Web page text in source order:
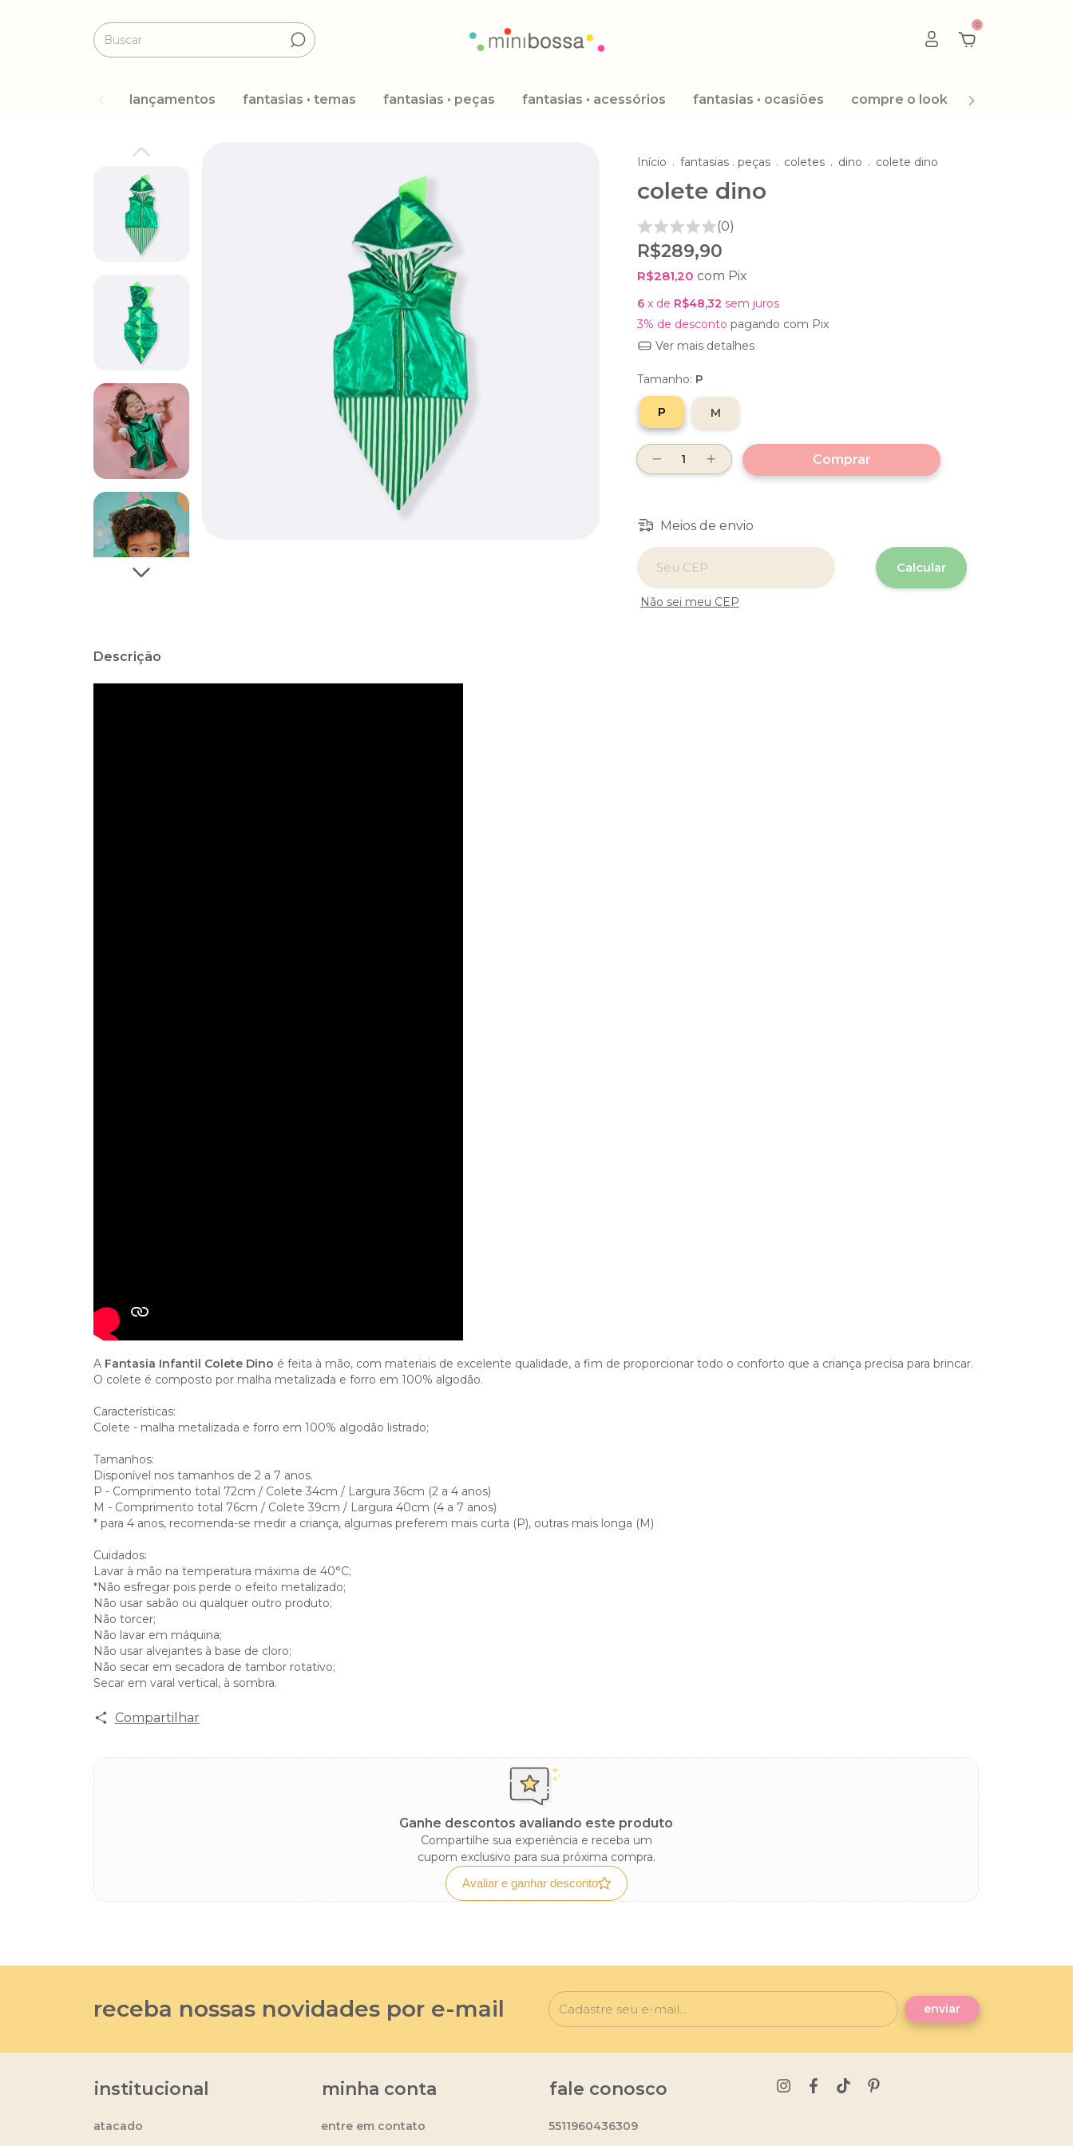
0
lançamentos fantasias • temas fantasias • peças fantasias • acessórios fantasias • ocasiões compre o look
Início . fantasias . peças . coletes . dino . colete dino
colete dino
(0)
R$289,90
R$281,20 com Pix
6 x de R$48,32 sem juros
3% de desconto pagando com Pix
Ver mais detalhes
Tamanho: P
P M
Meios de envio
Entregas para o CEP:
Calcular
Não sei meu CEP
Descrição
A Fantasia Infantil Colete Dino é feita à mão, com materiais de excelente qualidade, a fim de proporcionar todo o conforto que a criança precisa para brincar.
O colete é composto por malha metalizada e forro em 100% algodão.
Características:
Colete - malha metalizada e forro em 100% algodão listrado;
Tamanhos:
Disponível nos tamanhos de 2 a 7 anos.
P - Comprimento total 72cm / Colete 34cm / Largura 36cm (2 a 4 anos)
M - Comprimento total 76cm / Colete 39cm / Largura 40cm (4 a 7 anos)
* para 4 anos, recomenda-se medir a criança, algumas preferem mais curta (P), outras mais longa (M)
Cuidados:
Lavar à mão na temperatura máxima de 40°C;
*Não esfregar pois perde o efeito metalizado;
Não usar sabão ou qualquer outro produto;
Não torcer;
Não lavar em máquina;
Não usar alvejantes à base de cloro;
Não secar em secadora de tambor rotativo;
Secar em varal vertical, à sombra.
Compartilhar
Ganhe descontos avaliando este produto
Compartilhe sua experiência e receba um
cupom exclusivo para sua próxima compra.
Avaliar e ganhar desconto
receba nossas novidades por e-mail
institucional
atacado
minha conta
entre em contato
fale conosco
5511960436309